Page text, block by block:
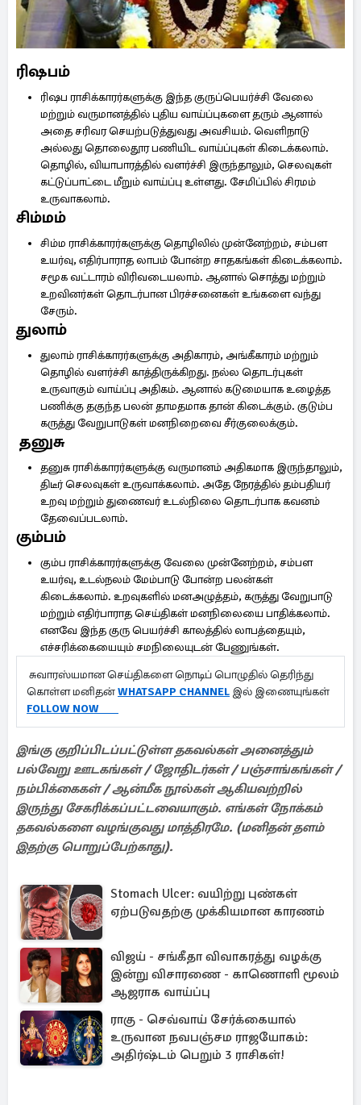
ரிஷபம்
ரிஷப ராசிக்காரர்களுக்கு இந்த குருப்பெயர்ச்சி வேலை
மற்றும் வருமானத்தில் புதிய வாய்ப்புகளை தரும் ஆனால்
அதை சரிவர செயற்படுத்துவது அவசியம். வெளிநாடு
அல்லது தொலைதூர பணியிட வாய்ப்புகள் கிடைக்கலாம்.
தொழில், வியாபாரத்தில் வளர்ச்சி இருந்தாலும், செலவுகள்
கட்டுப்பாட்டை மீறும் வாய்ப்பு உள்ளது. சேமிப்பில் சிரமம்
உருவாகலாம்.
சிம்மம்
சிம்ம ராசிக்காரர்களுக்கு தொழிலில் முன்னேற்றம், சம்பள
உயர்வு, எதிர்பாராத லாபம் போன்ற சாதகங்கள் கிடைக்கலாம்.
சமூக வட்டாரம் விரிவடையலாம். ஆனால் சொத்து மற்றும்
உறவினர்கள் தொடர்பான பிரச்சனைகள் உங்களை வந்து
சேரும்.
துலாம்
துலாம் ராசிக்காரர்களுக்கு அதிகாரம், அங்கீகாரம் மற்றும்
தொழில் வளர்ச்சி காத்திருக்கிறது. நல்ல தொடர்புகள்
உருவாகும் வாய்ப்பு அதிகம். ஆனால் கடுமையாக உழைத்த
பணிக்கு தகுந்த பலன் தாமதமாக தான் கிடைக்கும். குடும்ப
கருத்து வேறுபாடுகள் மனநிறைவை சீர்குலைக்கும்.
தனுசு
தனுசு ராசிக்காரர்களுக்கு வருமானம் அதிகமாக இருந்தாலும்,
திடீர் செலவுகள் உருவாக்கலாம். அதே நேரத்தில் தம்பதியர்
உறவு மற்றும் துணைவர் உடல்நிலை தொடர்பாக கவனம்
தேவைப்படலாம்.
கும்பம்
கும்ப ராசிக்காரர்களுக்கு வேலை முன்னேற்றம், சம்பள
உயர்வு, உடல்நலம் மேம்பாடு போன்ற பலன்கள்
கிடைக்கலாம். உறவுகளில் மனஅழுத்தம், கருத்து வேறுபாடு
மற்றும் எதிர்பாராத செய்திகள் மனநிலையை பாதிக்கலாம்.
எனவே இந்த குரு பெயர்ச்சி காலத்தில் லாபத்தையும்,
எச்சரிக்கையையும் சமநிலையுடன் பேணுங்கள்.
சுவாரஸ்யமான செய்திகளை நொடிப் பொழுதில் தெரிந்து
கொள்ள மனிதன்WHATSAPP CHANNEL இல் இணையுங்கள்
FOLLOW NOW
இங்கு குறிப்பிடப்பட்டுள்ள தகவல்கள் அனைத்தும்
பல்வேறு ஊடகங்கள் / ஜோதிடர்கள் / பஞ்சாங்கங்கள் /
நம்பிக்கைகள் / ஆன்மீக நூல்கள் ஆகியவற்றில்
இருந்து சேகரிக்கப்பட்டவையாகும். எங்கள் நோக்கம்
தகவல்களை வழங்குவது மாத்திரமே. (மனிதன் தளம்
இதற்கு பொறுப்பேற்காது).
Stomach Ulcer: வயிற்று புண்கள்
ஏற்படுவதற்கு முக்கியமான காரணம்
விஜய் - சங்கீதா விவாகரத்து வழக்கு
இன்று விசாரணை - காணொளி மூலம்
ஆஜராக வாய்ப்பு
ராகு - செவ்வாய் சேர்க்கையால்
உருவான நவபஞ்சம ராஜயோகம்:
அதிர்ஷ்டம் பெறும் 3 ராசிகள்!